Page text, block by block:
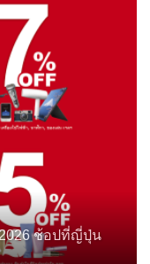
2026 ช้อปที่ญี่ปุ่น